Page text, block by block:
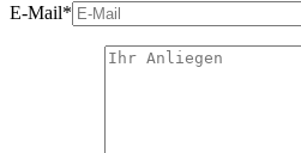
E-Mail*